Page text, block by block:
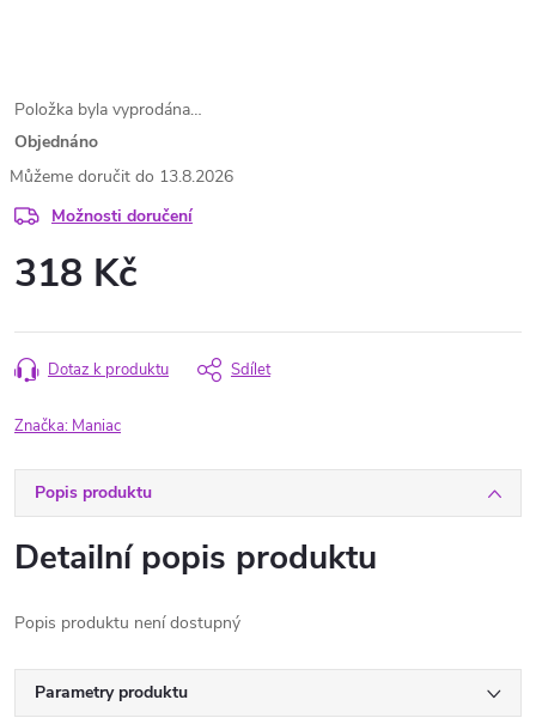
Položka byla vyprodána…
Objednáno
13.8.2026
Možnosti doručení
318 Kč
cena:
Dotaz k produktu Sdílet
Značka: Maniac
Popis produktu
Detailní popis produktu
Popis produktu není dostupný
Parametry produktu